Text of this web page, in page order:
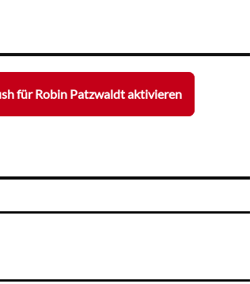
für Robin Patzwaldt aktivieren